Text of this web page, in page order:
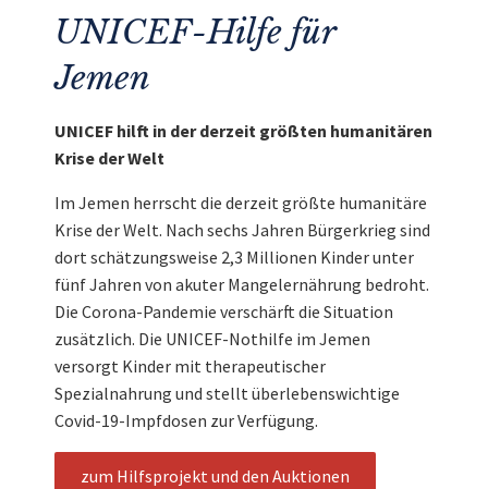
UNICEF-Hilfe für
Jemen
UNICEF hilft in der derzeit größten humanitären
Krise der Welt
Im Jemen herrscht die derzeit größte humanitäre
Krise der Welt. Nach sechs Jahren Bürgerkrieg sind
dort schätzungsweise 2,3 Millionen Kinder unter
fünf Jahren von akuter Mangelernährung bedroht.
Die Corona-Pandemie verschärft die Situation
zusätzlich. Die UNICEF-Nothilfe im Jemen
versorgt Kinder mit therapeutischer
Spezialnahrung und stellt überlebenswichtige
Covid-19-Impfdosen zur Verfügung.
zum Hilfsprojekt und den Auktionen